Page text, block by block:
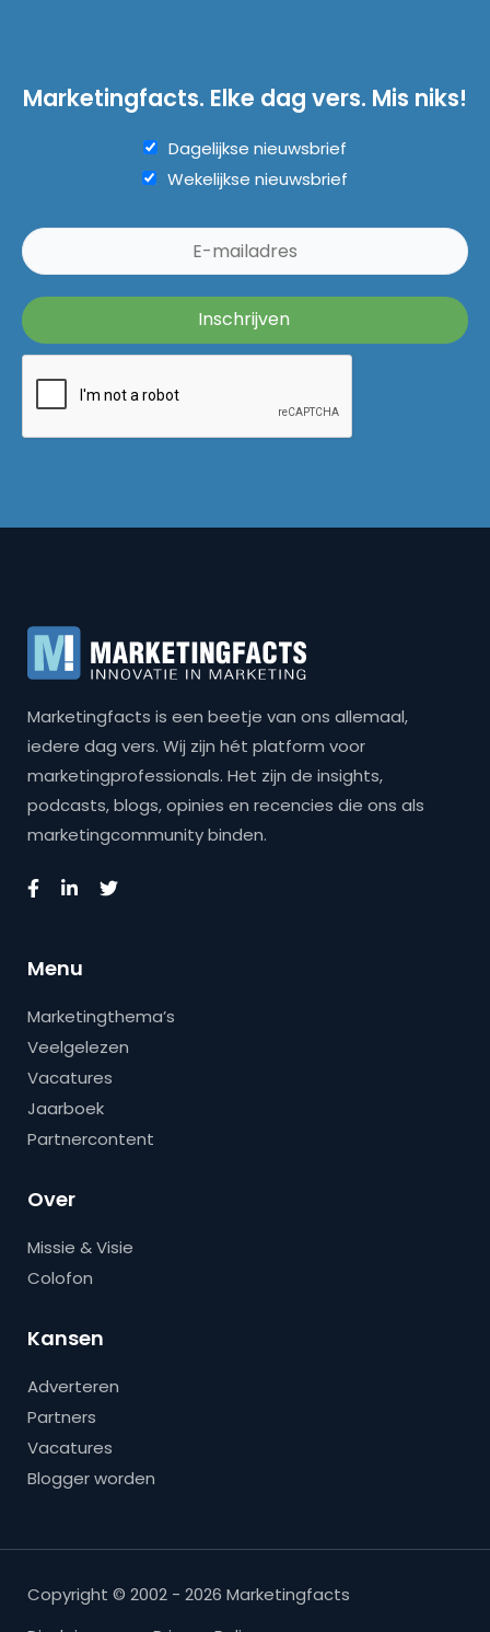
Marketingfacts. Elke dag vers. Mis niks!
Dagelijkse nieuwsbrief
Wekelijkse nieuwsbrief
Marketingfacts is een beetje van ons allemaal,
iedere dag vers. Wij zijn hét platform voor
marketingprofessionals. Het zijn de insights,
podcasts, blogs, opinies en recencies die ons als
marketingcommunity binden.
Menu
Marketingthema’s
Veelgelezen
Vacatures
Jaarboek
Partnercontent
Over
Missie & Visie
Colofon
Kansen
Adverteren
Partners
Vacatures
Blogger worden
Copyright © 2002 - 2026 Marketingfacts